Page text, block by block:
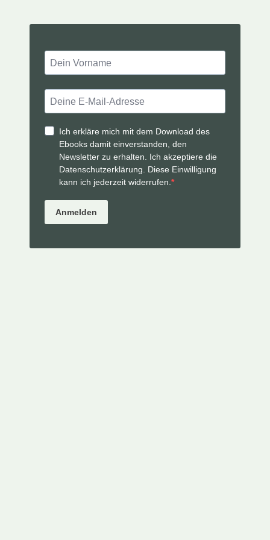
Ich erkläre mich mit dem Download des
Ebooks damit einverstanden, den
Newsletter zu erhalten. Ich akzeptiere die
Datenschutzerklärung. Diese Einwilligung
kann ich jederzeit widerrufen.
Anmelden